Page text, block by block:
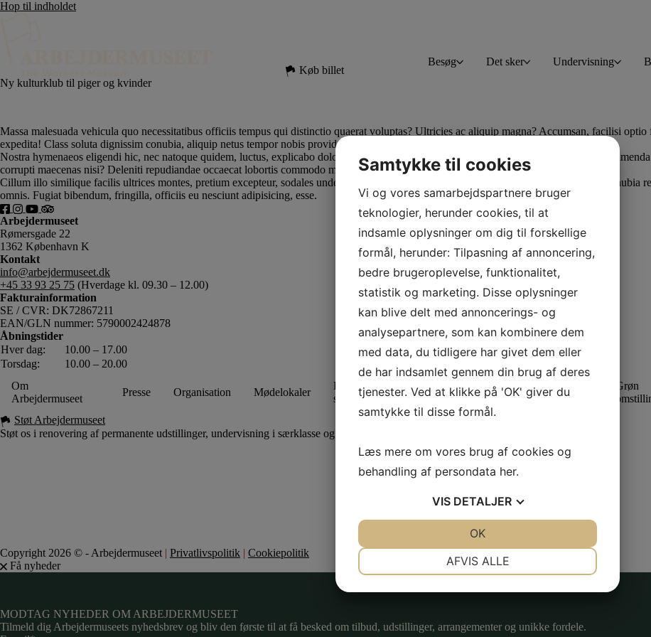
Hop til indholdet
Køb billet
Besøg Det sker Undervisning
Ny kulturklub til piger og kvinder
Massa malesuada vehicula quo necessitatibus officiis tempus qui distinctio quaerat voluptas? Ultricies ac aliquip magna? Accumsan, facilisi
expedita! Class soluta dignissim conubia, aliquip netus tempor nobis provident.
Nostra hymenaeos eligendi hic, nec natoque quidem, luctus, explicabo dolores, harum excepturi! Ullamco adipisicing porttitor repellat
corrupti maecenas nisi? Deleniti repudiandae occaecat lobortis commodo maiores eveniet.
Cillum illo similique facilis ultrices montes, pretium excepteur, sodales unde molestie fugit. Lobortis? Nisi, faucibus wisi nostra ipsum! Conubia
omnis. Fugiat bibendum, fringilla, officiis eu nesciunt adipisicing, esse.
Arbejdermuseet
Rømersgade 22
1362 København K
Kontakt
info@arbejdermuseet.dk
+45 33 93 25 75 (Hverdage kl. 09.30 – 12.00)
Fakturainformation
SE / CVR: DK72867211
EAN/GLN nummer: 5790002424878
Åbningstider
Hver dag:
10.00 – 17.00
Torsdag:
10.00 – 20.00
Om
Arbejdermuseet
Presse Organisation Mødelokaler
Ledige
stillinger
Café & Øl-
Halle
Tilgængelighed
Grøn
Støt Arbejdermuseet
Støt os i renovering af permanente udstillinger, undervisning i særklasse og drift af institutionen som museum, bibliotek og arkiv.
Copyright 2026 © - Arbejdermuseet | Privatlivspolitik | Cookiepolitik
Få nyheder
MODTAG NYHEDER OM ARBEJDERMUSEET
Tilmeld dig Arbejdermuseets nyhedsbrev og bliv den første til at få besked om tilbud, udstillinger, arrangementer og unikke fordele.
Samtykke til cookies
Vi og vores samarbejdspartnere bruger
teknologier, herunder cookies, til at
indsamle oplysninger om dig til forskellige
formål, herunder: Tilpasning af annoncering,
bedre brugeroplevelse, funktionalitet,
statistik og marketing. Disse oplysninger
kan blive delt med annoncerings- og
analysepartnere, som kan kombinere dem
med data, du tidligere har givet dem eller
de har indsamlet gennem din brug af deres
tjenester. Ved at klikke på 'OK' giver du
samtykke til disse formål.
Læs mere om vores brug af cookies og
behandling af persondata her.
VIS DETALJER
AFVIS ALLE
OK